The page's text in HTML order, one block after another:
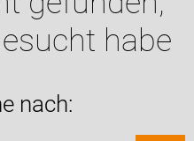
habe
nach: